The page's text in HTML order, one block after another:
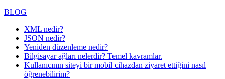
BLOG
XML nedir?
JSON nedir?
Yeniden düzenleme nedir?
Bilgisayar ağları nelerdir? Temel kavramlar.
Kullanıcının siteyi bir mobil cihazdan ziyaret ettiğini nasıl
öğrenebilirim?